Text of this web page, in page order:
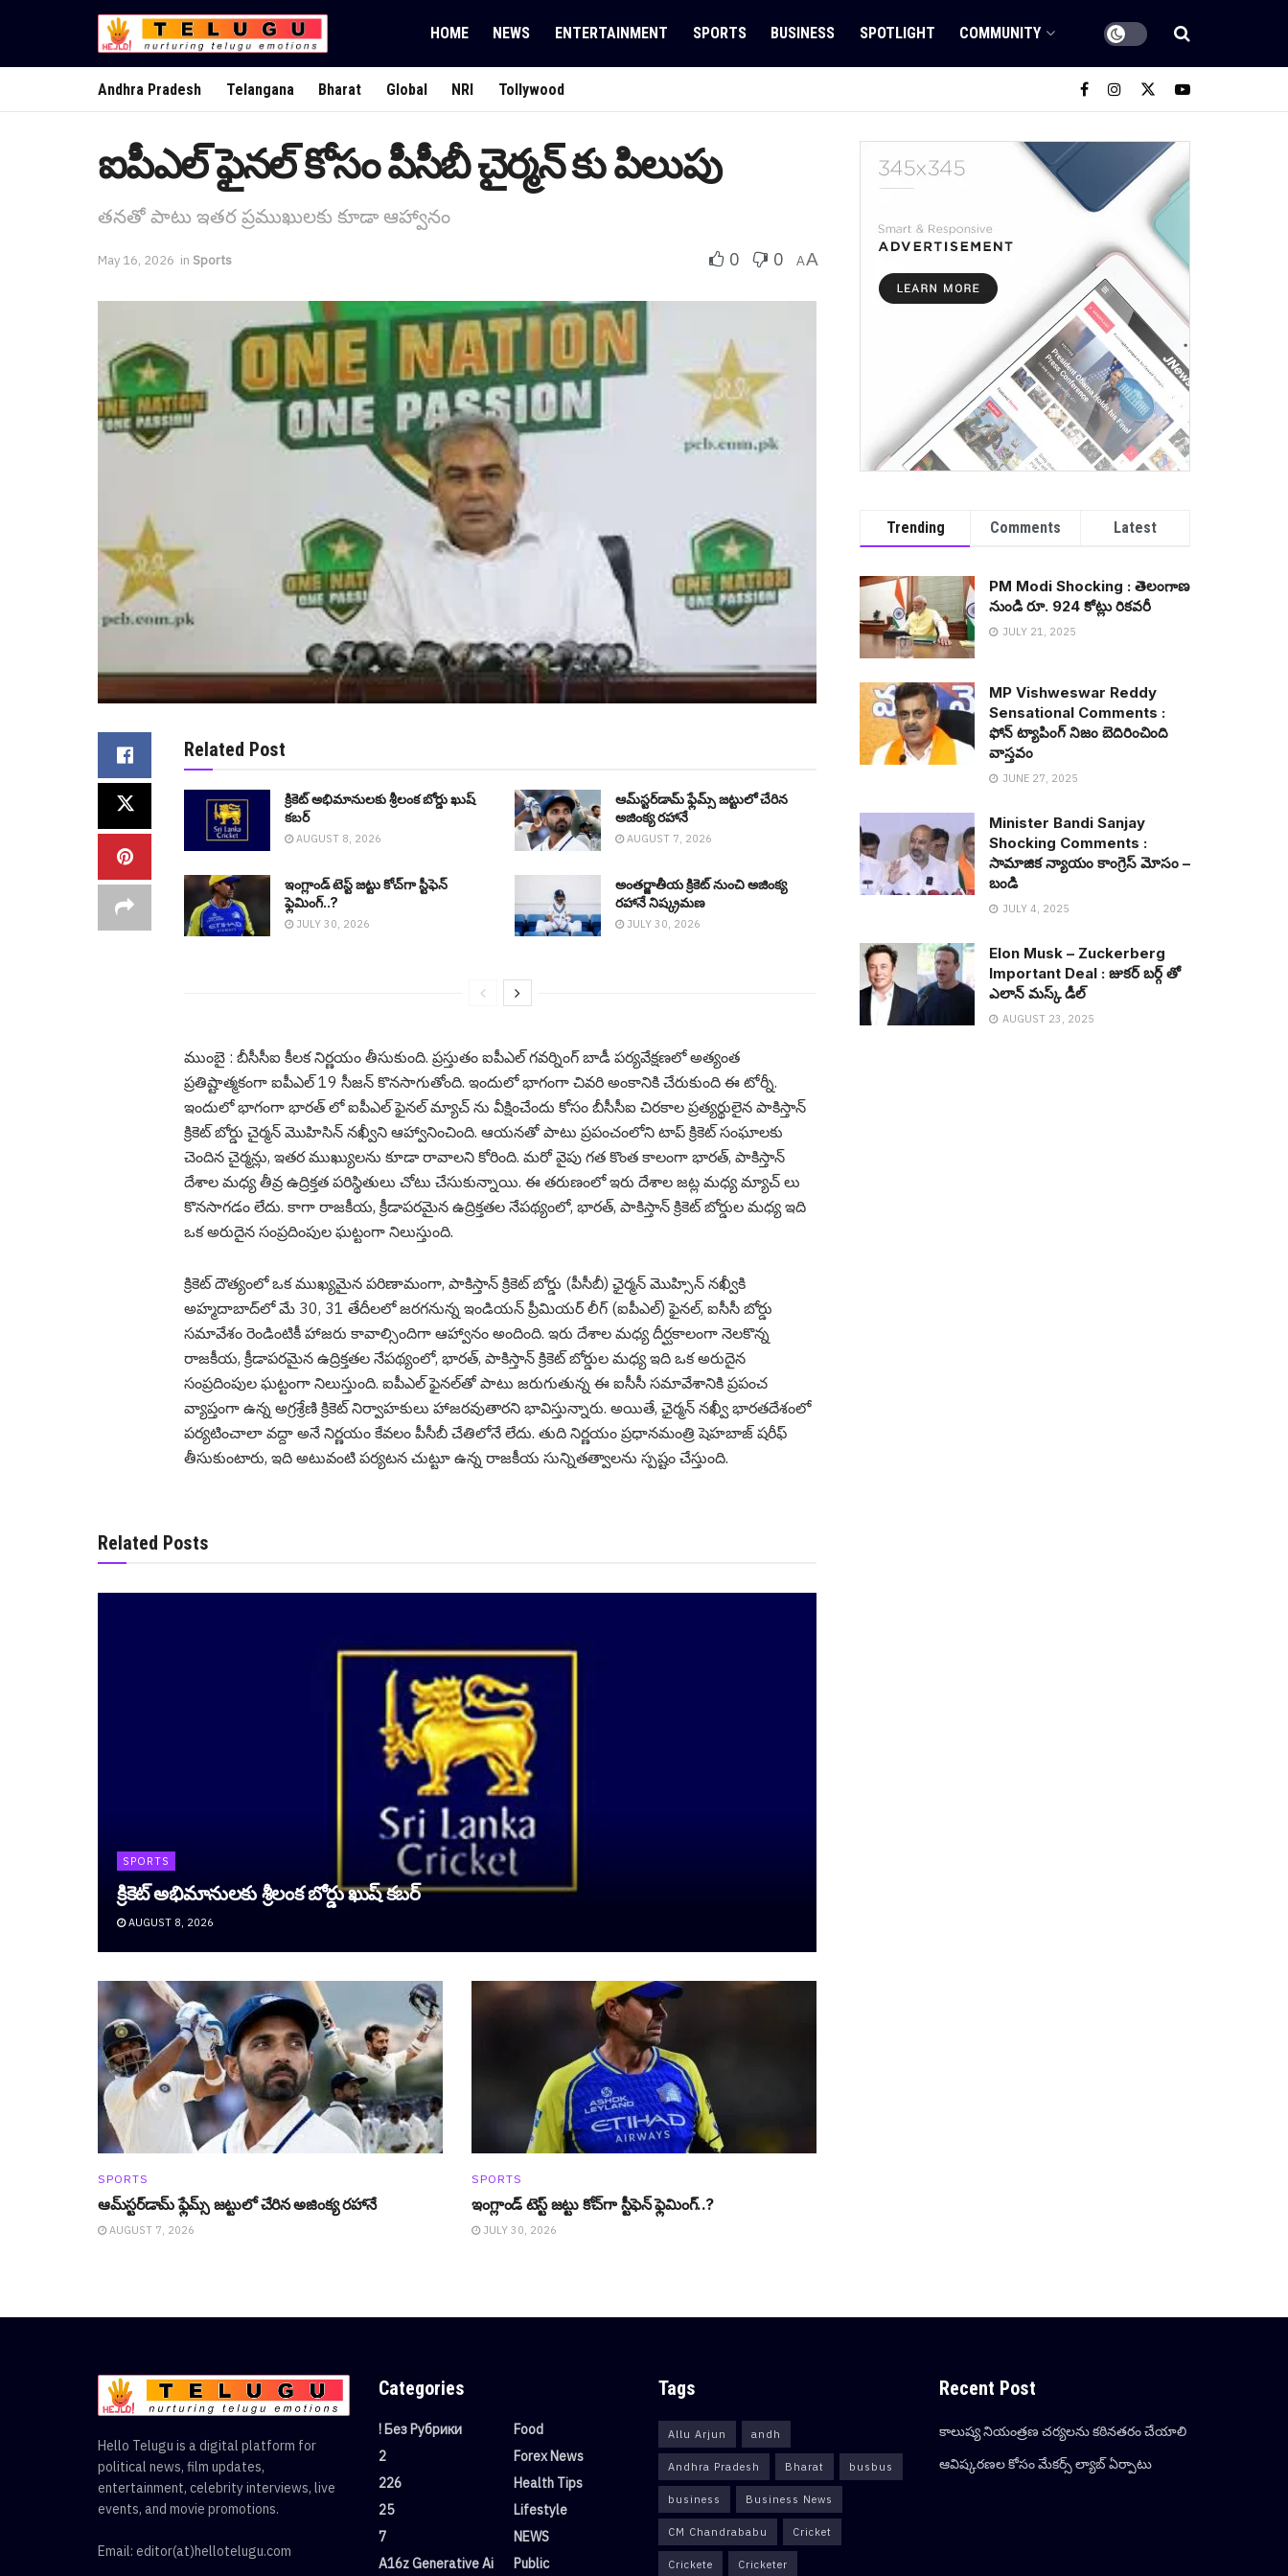
HOME NEWS ENTERTAINMENT SPORTS BUSINESS SPOTLIGHT COMMUNITY
Andhra Pradesh Telangana Bharat Global NRI Tollywood
ఐపీఎల్ ఫైన‌ల్ కోసం పీసీబీ చైర్మ‌న్ కు పిలుపు
త‌న‌తో పాటు ఇత‌ర ప్ర‌ముఖుల‌కు కూడా ఆహ్వానం
May 16, 2026 in Sports 0 0 AA
Related Post
క్రికెట్ అభిమానుల‌కు శ్రీ‌లంక బోర్డు ఖుష్
క‌బ‌ర్
AUGUST 8, 2026
ఆమ్‌స్టర్‌డామ్ ఫ్లేమ్స్ జట్టులో చేరిన
అజింక్య రహానే
AUGUST 7, 2026
ఇంగ్లాండ్ టెస్ట్ జట్టు కోచ్‌గా స్టీఫెన్
ఫ్లెమింగ్..?
JULY 30, 2026
అంతర్జాతీయ క్రికెట్ నుంచి అజింక్య
రహానే నిష్క్ర‌మ‌ణ‌
JULY 30, 2026
ముంబై : బీసీసీఐ కీల‌క నిర్ణ‌యం తీసుకుంది. ప్ర‌స్తుతం ఐపీఎల్ గ‌వ‌ర్నింగ్ బాడీ ప‌ర్య‌వేక్ష‌ణ‌లో అత్యంత
ప్ర‌తిష్టాత్మ‌కంగా ఐపీఎల్ 19 సీజ‌న్ కొన‌సాగుతోంది. ఇందులో భాగంగా చివ‌రి అంకానికి చేరుకుంది ఈ టోర్నీ.
ఇందులో భాగంగా భార‌త్ లో ఐపీఎల్ ఫైన‌ల్ మ్యాచ్ ను వీక్షించేందు కోసం బీసీసీఐ చిర‌కాల ప్ర‌త్య‌ర్థులైన పాకిస్తాన్
క్రికెట్ బోర్డు చైర్మ‌న్ మొహిసిన్ న‌ఖ్వీని ఆహ్వానించింది. ఆయ‌న‌తో పాటు ప్ర‌పంచంలోని టాప్ క్రికెట్ సంఘాల‌కు
చెందిన చైర్మ‌న్లు, ఇత‌ర ముఖ్యుల‌ను కూడా రావాల‌ని కోరింది. మ‌రో వైపు గ‌త కొంత కాలంగా భార‌త్, పాకిస్తాన్
దేశాల మ‌ధ్య తీవ్ర ఉద్రిక్త‌త ప‌రిస్థితులు చోటు చేసుకున్నాయి. ఈ త‌రుణంలో ఇరు దేశాల జ‌ట్ల మ‌ధ్య మ్యాచ్ లు
కొన‌సాగ‌డం లేదు. కాగా రాజకీయ, క్రీడాపరమైన ఉద్రిక్తతల నేపథ్యంలో, భారత్, పాకిస్తాన్ క్రికెట్ బోర్డుల మధ్య ఇది
ఒక అరుదైన సంప్రదింపుల ఘట్టంగా నిలుస్తుంది.
క్రికెట్ దౌత్యంలో ఒక ముఖ్యమైన పరిణామంగా, పాకిస్తాన్ క్రికెట్ బోర్డు (పీసీబీ) ఛైర్మన్ మొహ్సిన్ నఖ్వీకి
అహ్మదాబాద్‌లో మే 30, 31 తేదీలలో జరగనున్న ఇండియన్ ప్రీమియర్ లీగ్ (ఐపీఎల్) ఫైనల్, ఐసీసీ బోర్డు
సమావేశం రెండింటికీ హాజరు కావాల్సిందిగా ఆహ్వానం అందింది. ఇరు దేశాల మధ్య దీర్ఘకాలంగా నెలకొన్న
రాజకీయ, క్రీడాపరమైన ఉద్రిక్తతల నేపథ్యంలో, భారత్, పాకిస్తాన్ క్రికెట్ బోర్డుల మధ్య ఇది ఒక అరుదైన
సంప్రదింపుల ఘట్టంగా నిలుస్తుంది. ఐపీఎల్ ఫైనల్‌తో పాటు జరుగుతున్న ఈ ఐసీసీ సమావేశానికి ప్రపంచ
వ్యాప్తంగా ఉన్న అగ్రశ్రేణి క్రికెట్ నిర్వాహకులు హాజరవుతారని భావిస్తున్నారు. అయితే, ఛైర్మన్ నఖ్వీ భారతదేశంలో
పర్యటించాలా వద్దా అనే నిర్ణయం కేవలం పీసీబీ చేతిలోనే లేదు. తుది నిర్ణయం ప్రధానమంత్రి షెహబాజ్ షరీఫ్
తీసుకుంటారు, ఇది అటువంటి పర్యటన చుట్టూ ఉన్న రాజకీయ సున్నితత్వాలను స్పష్టం చేస్తుంది.
Related Posts
SPORTS
క్రికెట్ అభిమానుల‌కు శ్రీ‌లంక బోర్డు ఖుష్ క‌బ‌ర్
AUGUST 8, 2026
SPORTS
ఆమ్‌స్టర్‌డామ్ ఫ్లేమ్స్ జట్టులో చేరిన అజింక్య రహానే
AUGUST 7, 2026
SPORTS
ఇంగ్లాండ్ టెస్ట్ జట్టు కోచ్‌గా స్టీఫెన్ ఫ్లెమింగ్..?
JULY 30, 2026
Trending Comments Latest
PM Modi Shocking : తెలంగాణ
నుండి రూ. 924 కోట్లు రిక‌వ‌రీ
JULY 21, 2025
MP Vishweswar Reddy
Sensational Comments :
ఫోన్ ట్యాపింగ్ నిజం బెదిరించింది
వాస్త‌వం
JUNE 27, 2025
Minister Bandi Sanjay
Shocking Comments :
సామాజిక న్యాయం కాంగ్రెస్ మోసం –
బండి
JULY 4, 2025
Elon Musk – Zuckerberg
Important Deal : జుక‌ర్ బ‌ర్గ్ తో
ఎలాన్ మ‌స్క్ డీల్
AUGUST 23, 2025
Hello Telugu is a digital platform for
political news, film updates,
entertainment, celebrity interviews, live
events, and movie promotions.
Email: editor(at)hellotelugu.com
Categories
! Без Рубрики
2
226
25
7
A16z Generative Ai
Food
Forex News
Health Tips
Lifestyle
NEWS
Public
Tags
Allu Arjun andh
Andhra Pradesh Bharat busbus
business Business News
CM Chandrababu Cricket
Crickete Cricketer
Recent Post
కాలుష్య నియంత్రణ చర్యలను కఠినతరం చేయాలి
ఆవిష్క‌ర‌ణ‌ల కోసం మేక‌ర్స్ ల్యాబ్ ఏర్పాటు